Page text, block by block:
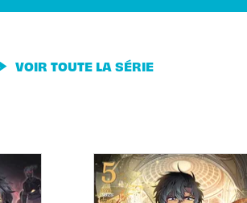
VOIR TOUTE LA SÉRIE